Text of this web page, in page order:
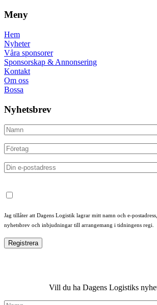
Meny
Hem
Nyheter
Våra sponsorer
Sponsorskap & Annonsering
Kontakt
Om oss
Bossa
Nyhetsbrev
Jag tillåter att Dagens Logistik lagrar mitt namn och e-
nyhetsbrev och inbjudningar till arrangemang i tidningens regi.
Vill du ha Dagens Logistiks